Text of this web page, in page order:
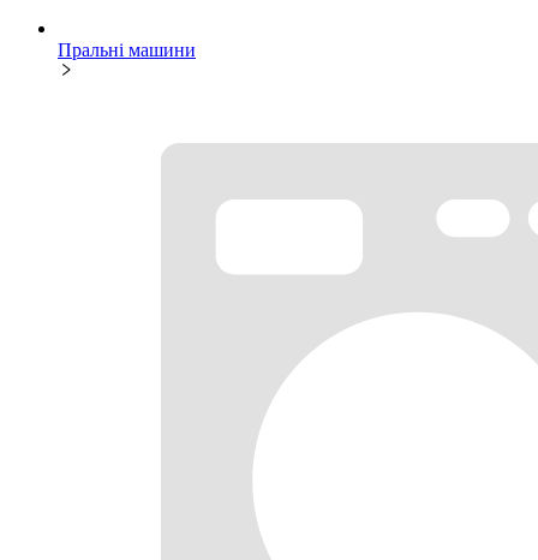
Пральні машини